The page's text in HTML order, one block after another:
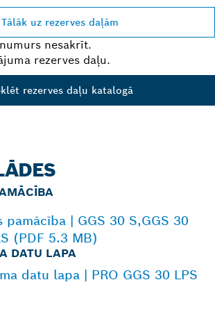
Tālāk uz rezerves daļām
nesakrīt.
rezerves daļu.
rezerves daļu katalogā
pamācība | GGS 30 S,GGS 30
(PDF 5.3 MB)
DATU LAPA
datu lapa | PRO GGS 30 LPS